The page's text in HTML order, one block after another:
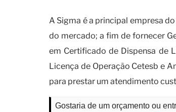
A Sigma é a principal empresa
do mercado; a fim de fornecer
em Certificado de Dispensa de
Licença de Operação Cetesb e
para prestar um atendimento
Gostaria de um orçamento ou